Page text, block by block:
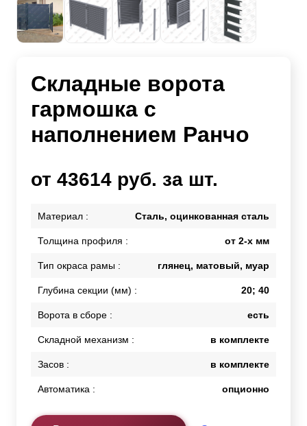
Складные ворота
гармошка с
наполнением Ранчо
от 43614 руб. за шт.
Материал : Сталь, оцинкованная сталь
Толщина профиля : от 2-х мм
Тип окраса рамы : глянец, матовый, муар
Глубина секции (мм) : 20; 40
Ворота в сборе : есть
Складной механизм : в комплекте
Засов : в комплекте
Автоматика : опционно